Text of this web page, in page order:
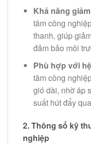
Khả năng
tâm công
thanh, giúp
đảm bảo môi
Phù hợp với
tâm công
gió dài, nhờ áp
suất hút đẩy
2.Thông số kỹ
nghiệp